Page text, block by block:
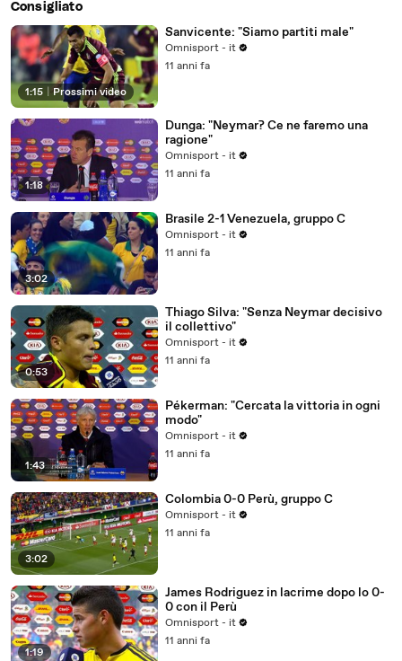
Consigliato
1:15 Prossimi video
Sanvicente: "Siamo partiti male"
Omnisport - it
11 anni fa
1:18
Dunga: "Neymar? Ce ne faremo una
ragione"
Omnisport - it
11 anni fa
3:02
Brasile 2-1 Venezuela, gruppo C
Omnisport - it
11 anni fa
0:53
Thiago Silva: "Senza Neymar decisivo
il collettivo"
Omnisport - it
11 anni fa
1:43
Pékerman: "Cercata la vittoria in ogni
modo"
Omnisport - it
11 anni fa
3:02
Colombia 0-0 Perù, gruppo C
Omnisport - it
11 anni fa
1:19
James Rodriguez in lacrime dopo lo 0-
0 con il Perù
Omnisport - it
11 anni fa